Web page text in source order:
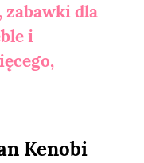
zabawki dla
i
Kenobi